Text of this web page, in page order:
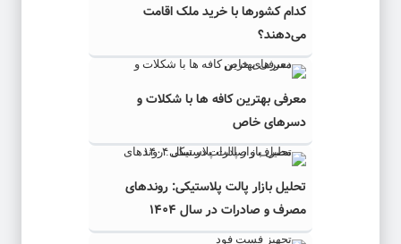
کدام کشورها با خرید ملک اقامت
می‌دهند؟
معرفی بهترین کافه ها با شکلات و
دسرهای خاص
تحلیل بازار پالت پلاستیکی: روندهای
مصرف و صادرات در سال ۱۴۰۴